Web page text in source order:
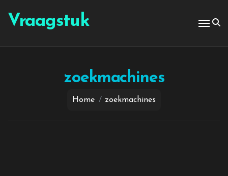
naarVraagstuk
zoekmachines
Home zoekmachines